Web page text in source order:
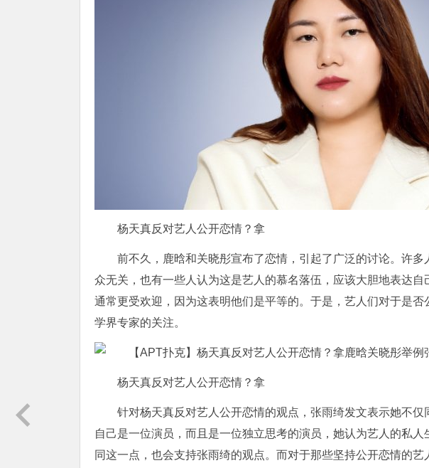
杨天真反对艺人公开恋情？拿
前不久，鹿晗和关晓彤宣布了恋情，引起了广泛的讨论。许
众无关，也有一些人认为这是艺人的慕名落伍，应该大胆地表达自
通常更受欢迎，因为这表明他们是平等的。于是，艺人们对于是
学界专家的关注。
杨天真反对艺人公开恋情？拿
针对杨天真反对艺人公开恋情的观点，张雨绮发文表示她不
自己是一位演员，而且是一位独立思考的演员，她认为艺人的私
同这一点，也会支持张雨绮的观点。而对于那些坚持公开恋情的